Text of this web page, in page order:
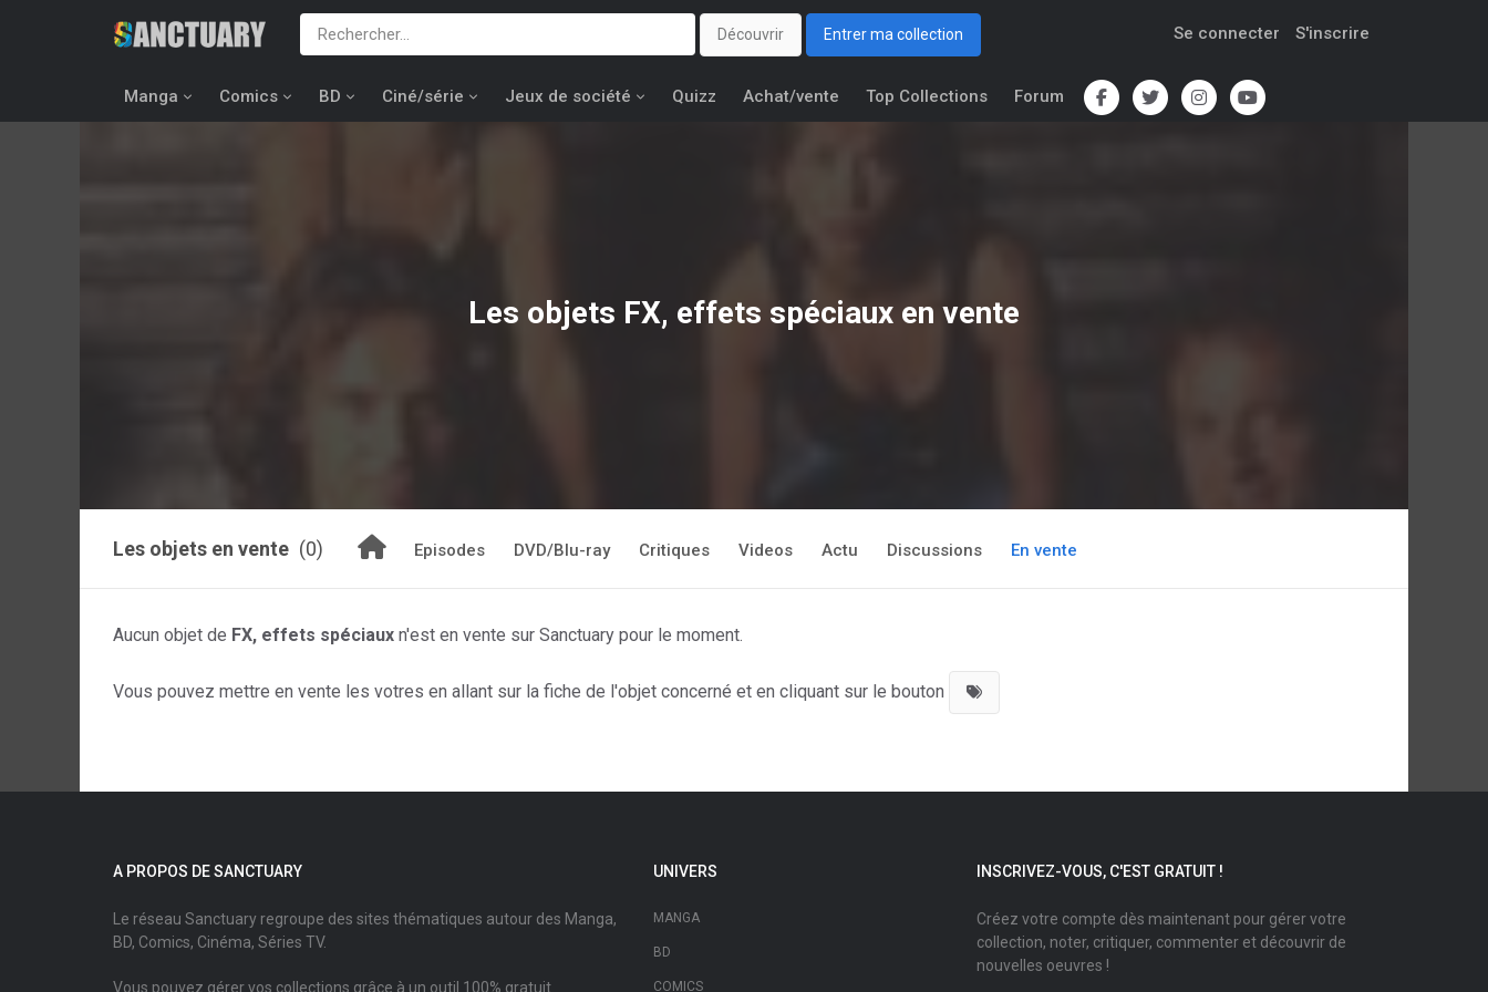
Découvrir Entrer ma collection Se connecter S'inscrire
Manga Comics BD Ciné/série Jeux de société Quizz Achat/vente Top Collections Forum
Les objets FX, effets spéciaux en vente
Les objets en vente (0) Episodes DVD/Blu-ray Critiques Videos Actu Discussions En vente
Aucun objet de FX, effets spéciaux n'est en vente sur Sanctuary pour le moment.
Vous pouvez mettre en vente les votres en allant sur la fiche de l'objet concerné et en cliquant sur le bouton
A PROPOS DE SANCTUARY
Le réseau Sanctuary regroupe des sites thématiques autour des Manga,
BD, Comics, Cinéma, Séries TV.
Vous pouvez gérer vos collections grâce à un outil 100% gratuit.
UNIVERS
MANGA
BD
COMICS
INSCRIVEZ-VOUS, C'EST GRATUIT !
Créez votre compte dès maintenant pour gérer votre
collection, noter, critiquer, commenter et découvrir de
nouvelles oeuvres !